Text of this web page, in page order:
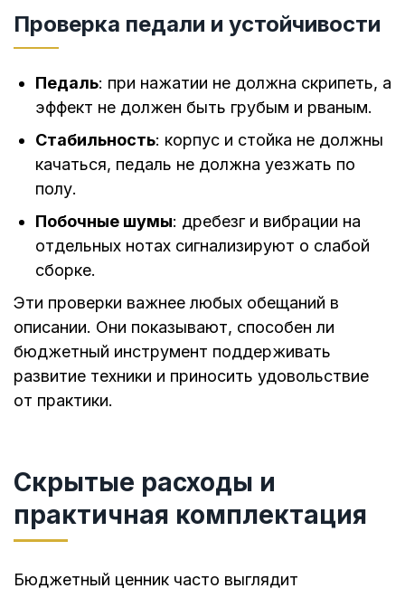
Проверка педали и устойчивости
Педаль: при нажатии не должна скрипеть, а
эффект не должен быть грубым и рваным.
Стабильность: корпус и стойка не должны
качаться, педаль не должна уезжать по
полу.
Побочные шумы: дребезг и вибрации на
отдельных нотах сигнализируют о слабой
сборке.
Эти проверки важнее любых обещаний в
описании. Они показывают, способен ли
бюджетный инструмент поддерживать
развитие техники и приносить удовольствие
от практики.
Скрытые расходы и
практичная комплектация
Бюджетный ценник часто выглядит